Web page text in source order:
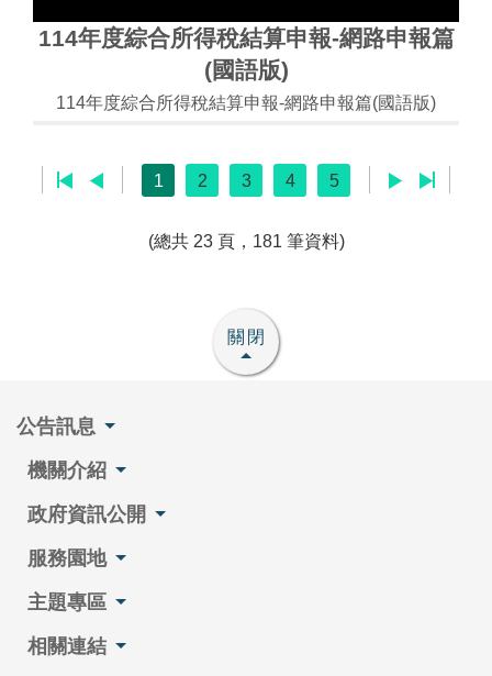
114年度綜合所得稅結算申報-網路申報篇
(國語版)
114年度綜合所得稅結算申報-網路申報篇(國語版)
1 2 3 4 5
(總共 23 頁，181 筆資料)
關閉
公告訊息
機關介紹
政府資訊公開
服務園地
主題專區
相關連結